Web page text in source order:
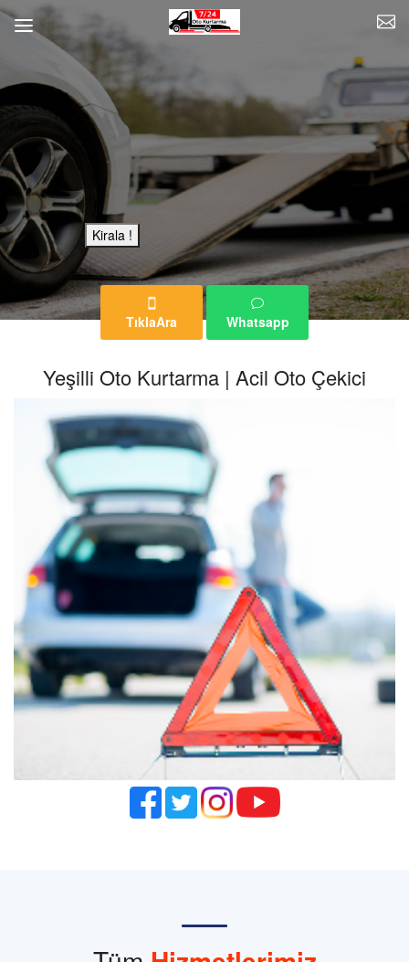
TıklaAra Whatsapp
Bu Reklam Sayfası Kiralıktır.
Kirala !
Yeşilli Oto Kurtarma | Acil Oto Çekici